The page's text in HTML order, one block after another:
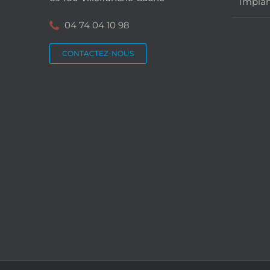
04 74 04 10 98
CONTACTEZ-NOUS